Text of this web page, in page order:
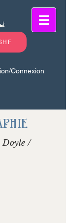
Connexion
Doyle /